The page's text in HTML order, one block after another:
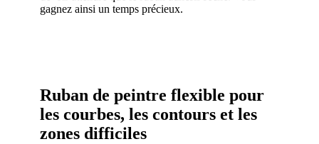
gagnez ainsi un temps précieux.
Ruban de peintre flexible pour
les courbes, les contours et les
zones difficiles